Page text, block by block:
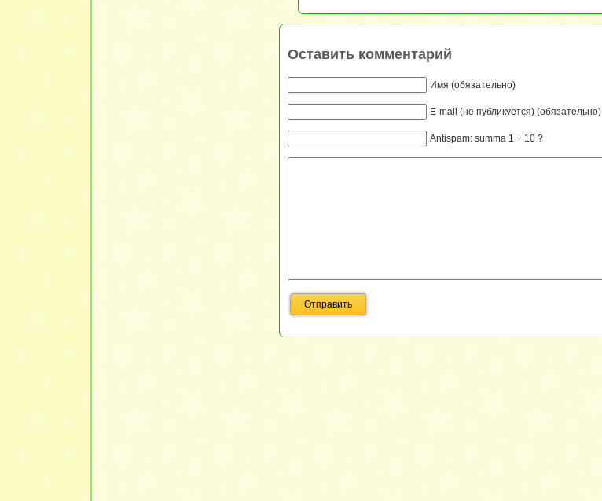
Оставить комментарий
Имя (обязательно)
E-mail (не публикуется) (обязательно)
Antispam: summa 1 + 10 ?